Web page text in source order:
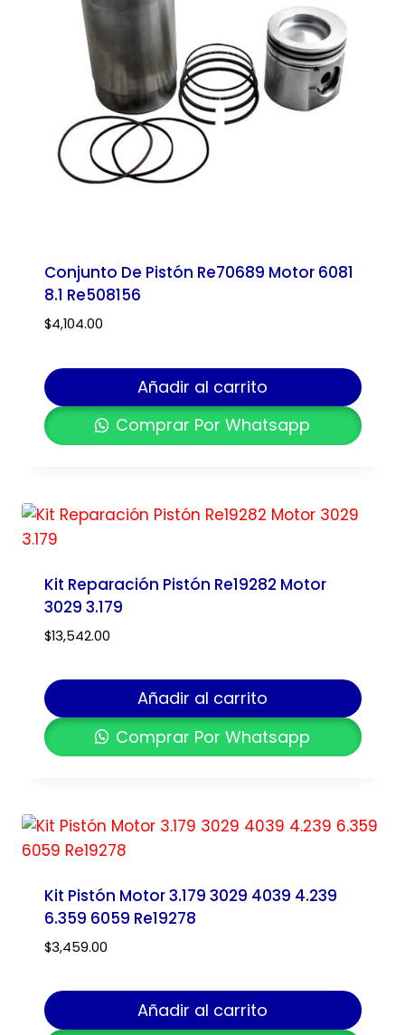
Conjunto De Pistón Re70689 Motor 6081
8.1 Re508156
$4,104.00
Añadir al carrito
Comprar Por Whatsapp
Kit Reparación Pistón Re19282 Motor
3029 3.179
$13,542.00
Añadir al carrito
Comprar Por Whatsapp
Kit Pistón Motor 3.179 3029 4039 4.239
6.359 6059 Re19278
$3,459.00
Añadir al carrito